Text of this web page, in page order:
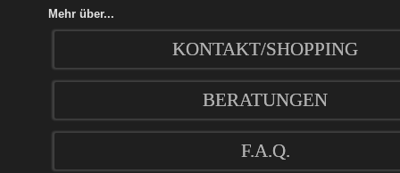
Mehr über...
KONTAKT/SHOPPING
BERATUNGEN
F.A.Q.